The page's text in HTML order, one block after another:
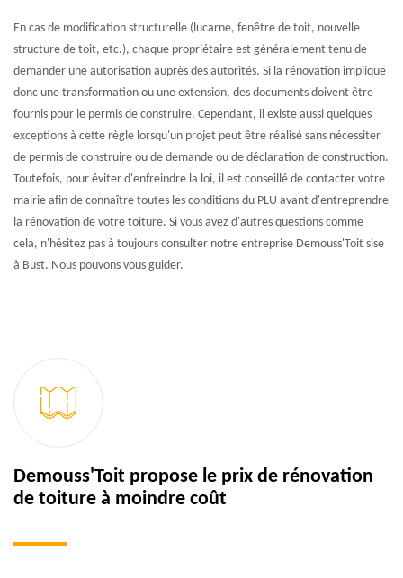
En cas de modification structurelle (lucarne, fenêtre de toit, nouvelle
structure de toit, etc.), chaque propriétaire est généralement tenu de
demander une autorisation auprès des autorités. Si la rénovation implique
donc une transformation ou une extension, des documents doivent être
fournis pour le permis de construire. Cependant, il existe aussi quelques
exceptions à cette règle lorsqu'un projet peut être réalisé sans nécessiter
de permis de construire ou de demande ou de déclaration de construction.
Toutefois, pour éviter d'enfreindre la loi, il est conseillé de contacter votre
mairie afin de connaître toutes les conditions du PLU avant d'entreprendre
la rénovation de votre toiture. Si vous avez d'autres questions comme
cela, n'hésitez pas à toujours consulter notre entreprise Demouss'Toit sise
à Bust. Nous pouvons vous guider.
Demouss'Toit propose le prix de rénovation
de toiture à moindre coût